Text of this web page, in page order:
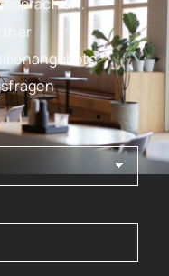
an.